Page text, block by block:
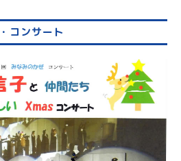
コンサート